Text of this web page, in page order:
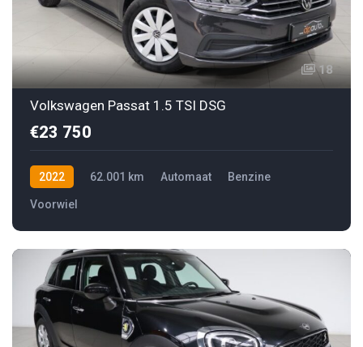
18
Volkswagen Passat 1.5 TSI DSG
€23 750
2022 62.001 km Automaat Benzine
Voorwiel